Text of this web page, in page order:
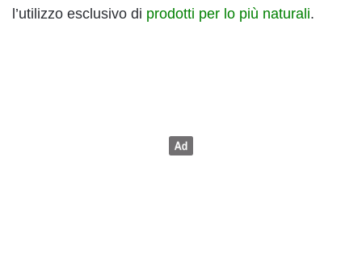
l’utilizzo esclusivo di prodotti per lo più naturali.